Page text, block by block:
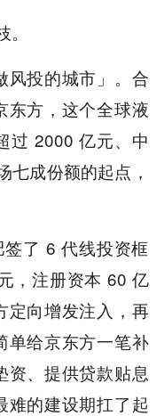
风投的城市」。合
东方，这个全球液
过 2000 亿元、中
七成份额的起点，
了 6 代线投资框
，注册资本 60 亿
定向增发注入，再
单给京东方一笔补
资、提供贷款贴息
难的建设期扛了起